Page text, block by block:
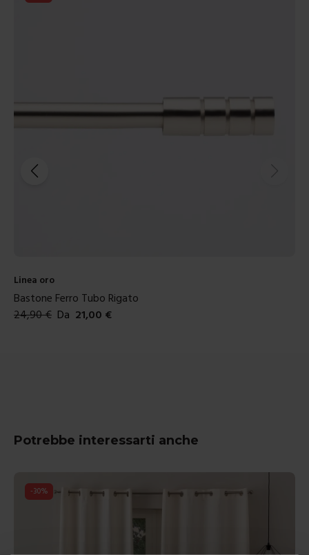
Linea oro
Bastone Ferro Tubo Rigato
24,90 € Da 21,00
Potrebbe interessarti anche
-30%